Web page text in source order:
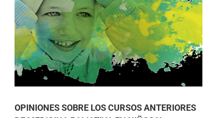
OPINIONES SOBRE LOS CURSOS ANTERIORES